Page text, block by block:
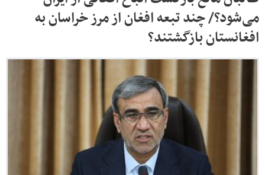
می‌شود؟/ چند تبعه افغان از مرز خراسان به
افغانستان بازگشتند؟